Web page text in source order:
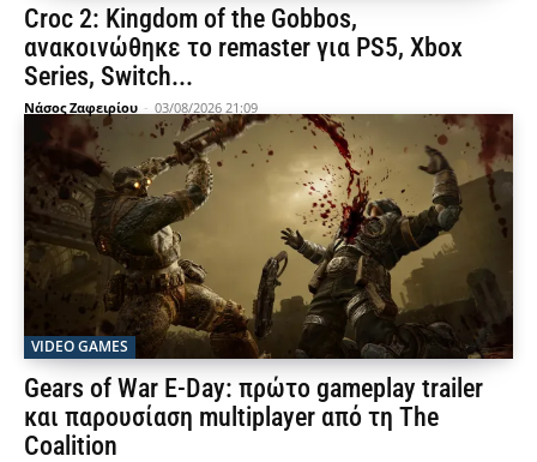
Croc 2: Kingdom of the Gobbos,
ανακοινώθηκε το remaster για PS5, Xbox
Series, Switch...
Νάσος Ζαφειρίου - 03/08/2026 21:09
VIDEO GAMES
Gears of War E-Day: πρώτο gameplay trailer
και παρουσίαση multiplayer από τη The
Coalition